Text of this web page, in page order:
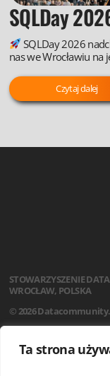
Ta strona
SQLDay
SQLDay 2026
nas we Wrocławiu na
Czytaj dalej
STOWARZYSZENIE
WROCŁAW, POLSKA
© 2026
AKTUALNOŚCI